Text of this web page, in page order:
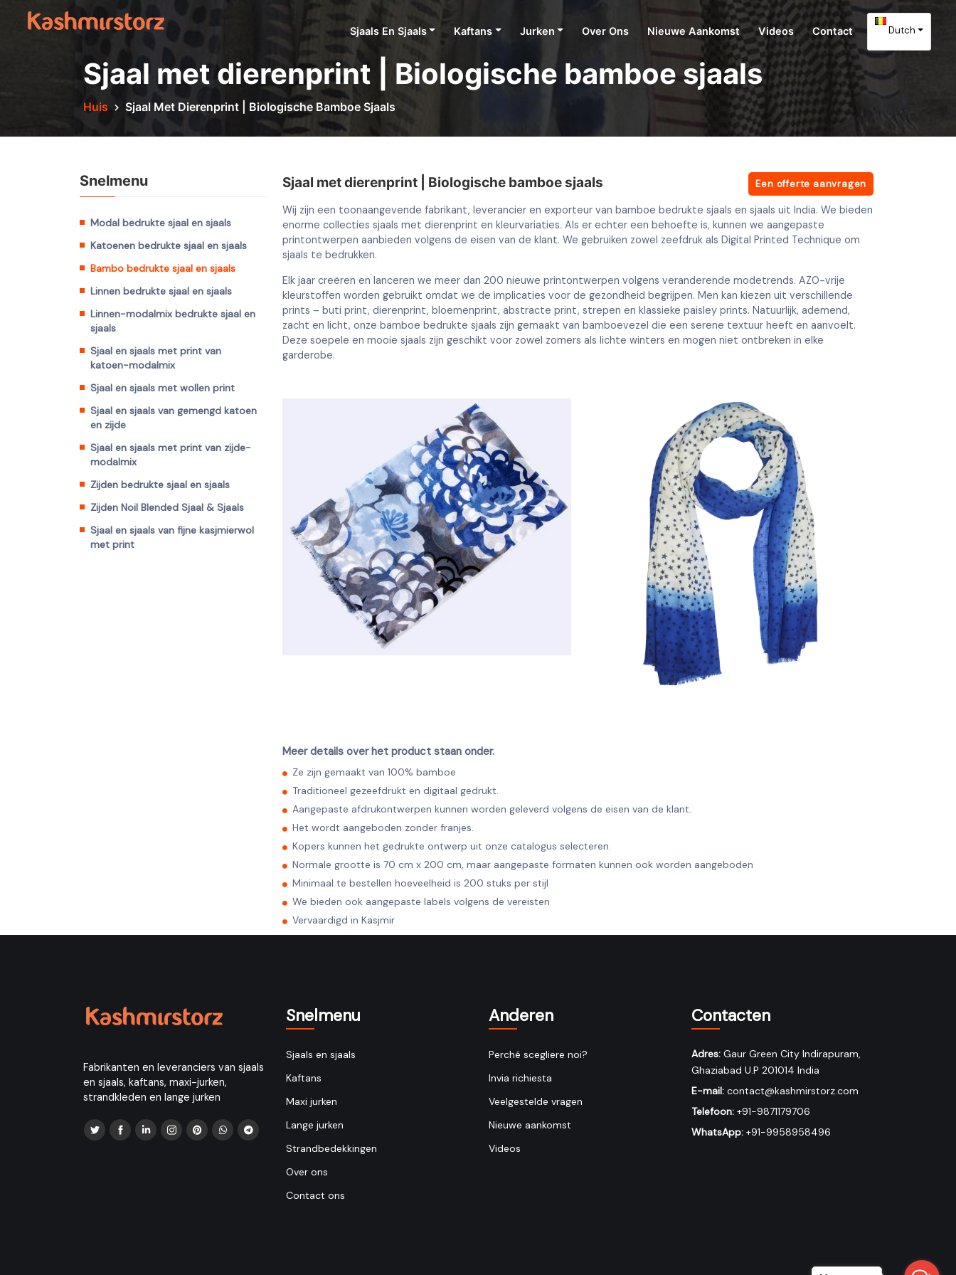
Sjaals En Sjaals Kaftans Jurken Over Ons Nieuwe Aankomst Videos Contact Dutch
Sjaal met dierenprint | Biologische bamboe sjaals
Huis Sjaal Met Dierenprint | Biologische Bamboe Sjaals
Snelmenu
Modal bedrukte sjaal en sjaals
Katoenen bedrukte sjaal en sjaals
Bambo bedrukte sjaal en sjaals
Linnen bedrukte sjaal en sjaals
Linnen-modalmix bedrukte sjaal en
sjaals
Sjaal en sjaals met print van
katoen-modalmix
Sjaal en sjaals met wollen print
Sjaal en sjaals van gemengd katoen
en zijde
Sjaal en sjaals met print van zijde-
modalmix
Zijden bedrukte sjaal en sjaals
Zijden Noil Blended Sjaal & Sjaals
Sjaal en sjaals van fijne kasjmierwol
met print
Sjaal met dierenprint | Biologische bamboe sjaals Een offerte aanvragen
Wij zijn een toonaangevende fabrikant, leverancier en exporteur van bamboe bedrukte sjaals en sjaals uit India. We bieden
enorme collecties sjaals met dierenprint en kleurvariaties. Als er echter een behoefte is, kunnen we aangepaste
printontwerpen aanbieden volgens de eisen van de klant. We gebruiken zowel zeefdruk als Digital Printed Technique om
sjaals te bedrukken.
Elk jaar creëren en lanceren we meer dan 200 nieuwe printontwerpen volgens veranderende modetrends. AZO-vrije
kleurstoffen worden gebruikt omdat we de implicaties voor de gezondheid begrijpen. Men kan kiezen uit verschillende
prints – buti print, dierenprint, bloemenprint, abstracte print, strepen en klassieke paisley prints. Natuurlijk, ademend,
zacht en licht, onze bamboe bedrukte sjaals zijn gemaakt van bamboevezel die een serene textuur heeft en aanvoelt.
Deze soepele en mooie sjaals zijn geschikt voor zowel zomers als lichte winters en mogen niet ontbreken in elke
garderobe.
Meer details over het product staan onder.
Ze zijn gemaakt van 100% bamboe
Traditioneel gezeefdrukt en digitaal gedrukt.
Aangepaste afdrukontwerpen kunnen worden geleverd volgens de eisen van de klant.
Het wordt aangeboden zonder franjes.
Kopers kunnen het gedrukte ontwerp uit onze catalogus selecteren.
Normale grootte is 70 cm x 200 cm, maar aangepaste formaten kunnen ook worden aangeboden
Minimaal te bestellen hoeveelheid is 200 stuks per stijl
We bieden ook aangepaste labels volgens de vereisten
Vervaardigd in Kasjmir
Fabrikanten en leveranciers van sjaals
en sjaals, kaftans, maxi-jurken,
strandkleden en lange jurken
Snelmenu
Sjaals en sjaals
Kaftans
Maxi jurken
Lange jurken
Strandbedekkingen
Over ons
Contact ons
Anderen
Perché scegliere noi?
Invia richiesta
Veelgestelde vragen
Nieuwe aankomst
Videos
Contacten
Adres: Gaur Green City Indirapuram,
Ghaziabad U.P 201014 India
E-mail: contact@kashmirstorz.com
Telefoon: +91-9871179706
WhatsApp: +91-9958958496